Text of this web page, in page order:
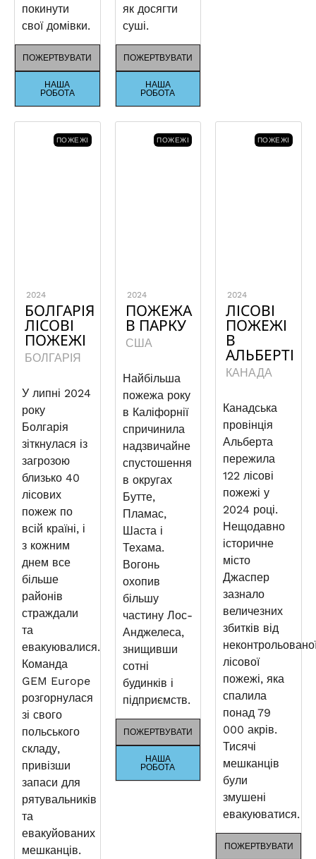
покинути
свої домівки.
ПОЖЕРТВУВАТИ
НАША
РОБОТА
як досягти
суші.
ПОЖЕРТВУВАТИ
НАША
РОБОТА
ПОЖЕЖІ
2024
БОЛГАРІЯ
ЛІСОВІ
ПОЖЕЖІ
БОЛГАРІЯ
У липні 2024
року
Болгарія
зіткнулася із
загрозою
близько 40
лісових
пожеж по
всій країні, і
з кожним
днем все
більше
районів
страждали
та
евакуювалися.
Команда
GEM Europe
розгорнулася
зі свого
польського
складу,
привізши
запаси для
рятувальників
та
евакуйованих
мешканців.
ПОЖЕЖІ
2024
ПОЖЕЖА
В ПАРКУ
США
Найбільша
пожежа року
в Каліфорнії
спричинила
надзвичайне
спустошення
в округах
Бутте,
Пламас,
Шаста і
Техама.
Вогонь
охопив
більшу
частину Лос-
Анджелеса,
знищивши
сотні
будинків і
підприємств.
ПОЖЕРТВУВАТИ
НАША
РОБОТА
ПОЖЕЖІ
2024
ЛІСОВІ
ПОЖЕЖІ
В
АЛЬБЕРТІ
КАНАДА
Канадська
провінція
Альберта
пережила
122 лісові
пожежі у
2024 році.
Нещодавно
історичне
місто
Джаспер
зазнало
величезних
збитків від
лісової
пожежі, яка
спалила
понад 79
000 акрів.
Тисячі
мешканців
були
змушені
евакуюватися.
ПОЖЕРТВУВАТИ